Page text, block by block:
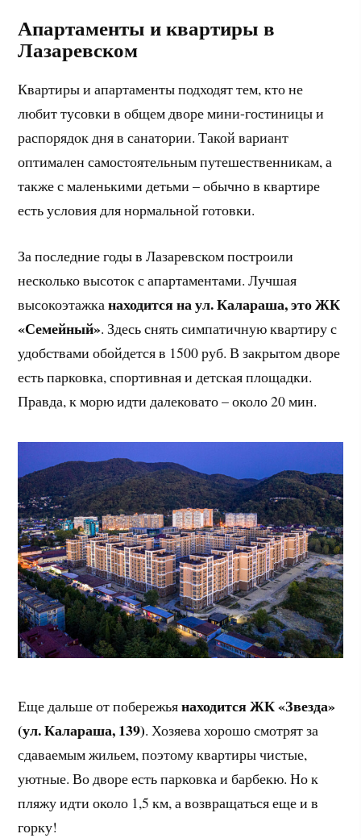
Апартаменты и квартиры в
Лазаревском
Квартиры и апартаменты подходят тем, кто не
любит тусовки в общем дворе мини-гостиницы и
распорядок дня в санатории. Такой вариант
оптимален самостоятельным путешественникам, а
также с маленькими детьми – обычно в квартире
есть условия для нормальной готовки.
За последние годы в Лазаревском построили
несколько высоток с апартаментами. Лучшая
высокоэтажканаходится на ул. Калараша, это ЖК
«Семейный». Здесь снять симпатичную квартиру с
удобствами обойдется в 1500 руб. В закрытом дворе
есть парковка, спортивная и детская площадки.
Правда, к морю идти далековато – около 20 мин.
Еще дальше от побережьянаходится ЖК «Звезда»
(ул. Калараша, 139). Хозяева хорошо смотрят за
сдаваемым жильем, поэтому квартиры чистые,
уютные. Во дворе есть парковка и барбекю. Но к
пляжу идти около 1,5 км, а возвращаться еще и в
горку!